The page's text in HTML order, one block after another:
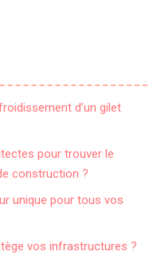
d’un gilet
pour trouver le
construction ?
unique pour tous vos
vos infrastructures ?